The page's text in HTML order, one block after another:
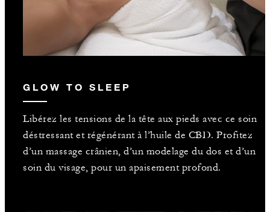
GLOW TO SLEEP
Libérez les tensions de la tête aux pieds avec ce soin
déstressant et régénérant à l’huile de CBD. Profitez
d’un massage crânien, d’un modelage du dos et d’un
soin du visage, pour un apaisement profond.